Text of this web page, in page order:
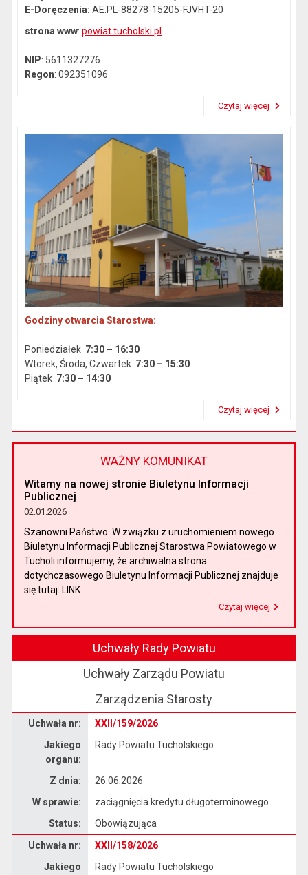
E-Doręczenia:AE:PL-88278-15205-FJVHT-20
strona www:powiat.tucholski.pl
NIP: 5611327276
Regon: 092351096
Czytaj więcej
Godziny otwarcia Starostwa:
Poniedziałek 7:30 – 16:30
Wtorek, Środa, Czwartek 7:30 – 15:30
Piątek 7:30 – 14:30
Czytaj więcej
WAŻNY KOMUNIKAT
Witamy na nowej stronie Biuletynu Informacji
Publicznej
02.01.2026
Szanowni Państwo. W związku z uruchomieniem nowego
Biuletynu Informacji Publicznej Starostwa Powiatowego w
Tucholi informujemy, że archiwalna strona
dotychczasowego Biuletynu Informacji Publicznej znajduje
się tutaj: LINK.
Czytaj więcej
Uchwały Rady Powiatu
Uchwały Zarządu Powiatu
Zarządzenia Starosty
Uchwała nr:
XXII/159/2026
Jakiego
organu:
Rady Powiatu Tucholskiego
Z dnia:
26.06.2026
W sprawie:
zaciągnięcia kredytu długoterminowego
Status:
Obowiązująca
Uchwała nr:
XXII/158/2026
Jakiego
Rady Powiatu Tucholskiego